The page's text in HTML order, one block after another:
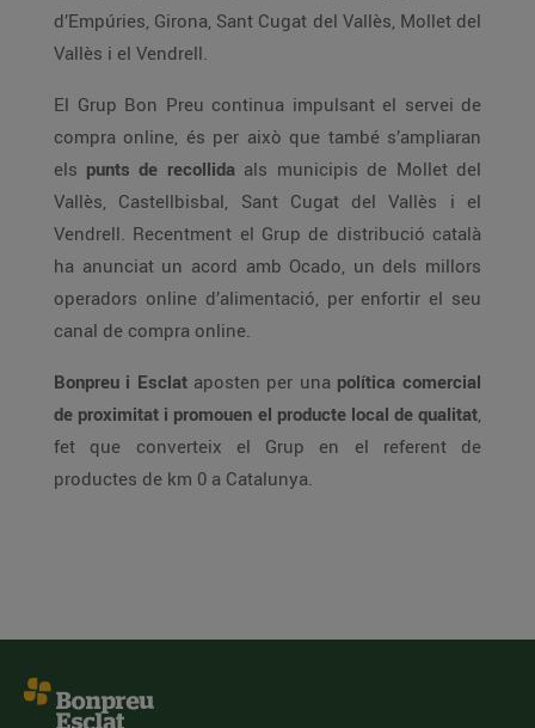
d’Empúries, Girona, Sant Cugat del Vallès, Mollet del
Vallès i el Vendrell.
El Grup Bon Preu continua impulsant el servei de
compra online, és per això que també s’ampliaran
els punts de recollida als municipis de Mollet del
Vallès, Castellbisbal, Sant Cugat del Vallès i el
Vendrell. Recentment el Grup de distribució català
ha anunciat un acord amb Ocado, un dels millors
operadors online d’alimentació, per enfortir el seu
canal de compra online.
Bonpreu i Esclat aposten per una política comercial
de proximitat i promouen el producte local de qualitat,
fet que converteix el Grup en el referent de
productes de km 0 a Catalunya.